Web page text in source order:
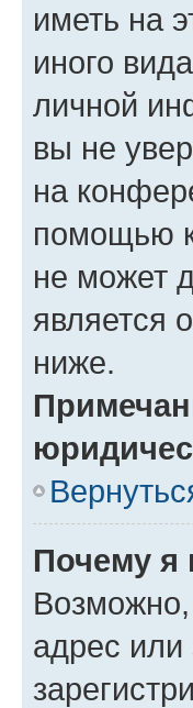
иметь на
иного
личной
вы не
на
помощью
не может
является
ниже.
Почему я
адрес или